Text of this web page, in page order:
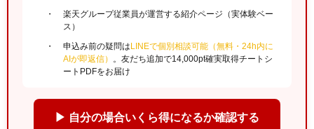
楽天グループ従業員が運営する紹介ページ（実体験ベー
ス）
申込み前の疑問はLINEで個別相談可能（無料・24h内に
AIが即返信）
。友だち追加で14,000pt確実取得チートシ
ートPDFをお届け
▶ 自分の場合いくら得になるか確認する